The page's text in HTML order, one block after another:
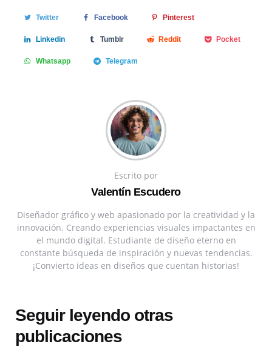
Twitter Facebook Pinterest
Linkedin Tumblr Reddit Pocket
Whatsapp Telegram
Escrito por
Valentín Escudero
Diseñador gráfico y web apasionado por la creatividad y la
innovación. Creando experiencias visuales impactantes en
el mundo digital. Estudiante de diseño eterno en
constante búsqueda de inspiración y nuevas tendencias.
¡Convierto ideas en diseños que cuentan historias!
Seguir leyendo otras
publicaciones